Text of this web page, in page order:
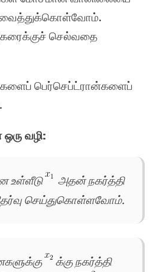
வைத்துக்கொள்வோம்.
செல்வதை
பெர்செப்ட்ரான்களைப்
வழி:
உள்ளீடு
அதன் நகர்த்தி
செய்துகொள்ளவோம்.
க்கு நகர்த்தி